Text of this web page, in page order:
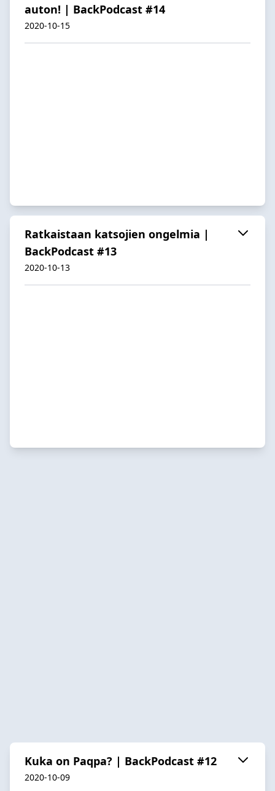
auton! | BackPodcast #14
2020-10-15
Ratkaistaan katsojien ongelmia |
BackPodcast #13
2020-10-13
Kuka on Paqpa? | BackPodcast #12
2020-10-09